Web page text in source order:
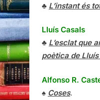
♣ L’instant és
Lluís Casals
♣ L’esclat que
poètica de
Alfonso R.
♠ Coses.